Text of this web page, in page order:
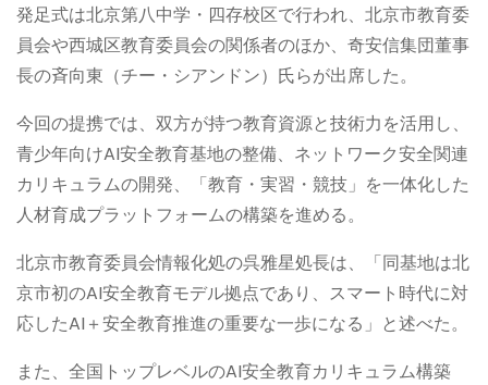
発足式は北京第八中学・四存校区で行われ、北京市教育委
員会や西城区教育委員会の関係者のほか、奇安信集団董事
長の斉向東（チー・シアンドン）氏らが出席した。
今回の提携では、双方が持つ教育資源と技術力を活用し、
青少年向けAI安全教育基地の整備、ネットワーク安全関連
カリキュラムの開発、「教育・実習・競技」を一体化した
人材育成プラットフォームの構築を進める。
北京市教育委員会情報化処の呉雅星処長は、「同基地は北
京市初のAI安全教育モデル拠点であり、スマート時代に対
応したAI＋安全教育推進の重要な一歩になる」と述べた。
また、全国トップレベルのAI安全教育カリキュラム構築